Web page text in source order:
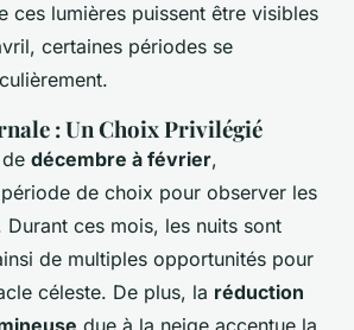
ces lumières puissent être visibles
certaines périodes se
: Un Choix Privilégié
décembre à février,
de choix pour observer les
Durant ces mois, les nuits sont
de multiples opportunités pour
céleste. De plus, la réduction